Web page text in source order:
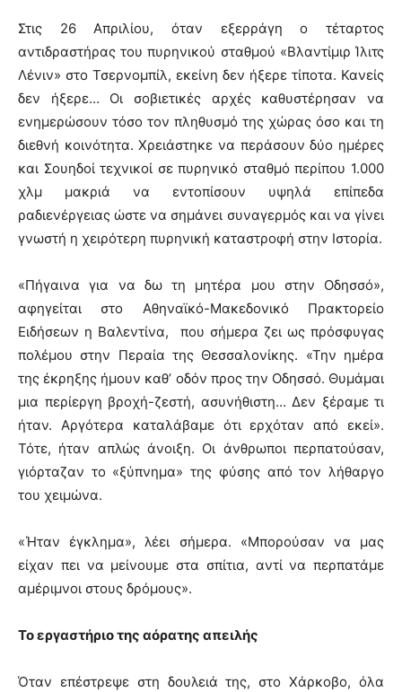
Στις 26 Απριλίου, όταν εξερράγη ο τέταρτος
αντιδραστήρας του πυρηνικού σταθμού «Βλαντίμιρ Ίλιτς
Λένιν» στο Τσερνομπίλ, εκείνη δεν ήξερε τίποτα. Κανείς
δεν ήξερε… Οι σοβιετικές αρχές καθυστέρησαν να
ενημερώσουν τόσο τον πληθυσμό της χώρας όσο και τη
διεθνή κοινότητα. Χρειάστηκε να περάσουν δύο ημέρες
και Σουηδοί τεχνικοί σε πυρηνικό σταθμό περίπου 1.000
χλμ μακριά να εντοπίσουν υψηλά επίπεδα
ραδιενέργειας ώστε να σημάνει συναγερμός και να γίνει
γνωστή η χειρότερη πυρηνική καταστροφή στην Ιστορία.
«Πήγαινα για να δω τη μητέρα μου στην Οδησσό»,
αφηγείται στο Αθηναϊκό-Μακεδονικό Πρακτορείο
Ειδήσεων η Βαλεντίνα, που σήμερα ζει ως πρόσφυγας
πολέμου στην Περαία της Θεσσαλονίκης. «Την ημέρα
της έκρηξης ήμουν καθ’ οδόν προς την Οδησσό. Θυμάμαι
μια περίεργη βροχή-ζεστή, ασυνήθιστη… Δεν ξέραμε τι
ήταν. Αργότερα καταλάβαμε ότι ερχόταν από εκεί».
Τότε, ήταν απλώς άνοιξη. Οι άνθρωποι περπατούσαν,
γιόρταζαν το «ξύπνημα» της φύσης από τον λήθαργο
του χειμώνα.
«Ήταν έγκλημα», λέει σήμερα. «Μπορούσαν να μας
είχαν πει να μείνουμε στα σπίτια, αντί να περπατάμε
αμέριμνοι στους δρόμους».
Το εργαστήριο της αόρατης απειλής
Όταν επέστρεψε στη δουλειά της, στο Χάρκοβο, όλα